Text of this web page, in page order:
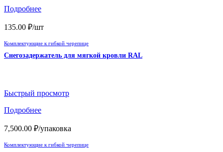
Подробнее
135.00 ₽/шт
Комплектующие к гибкой черепице
Снегозадержатель для мягкой кровли RAL
Быстрый просмотр
Подробнее
7,500.00 ₽/упаковка
Комплектующие к гибкой черепице